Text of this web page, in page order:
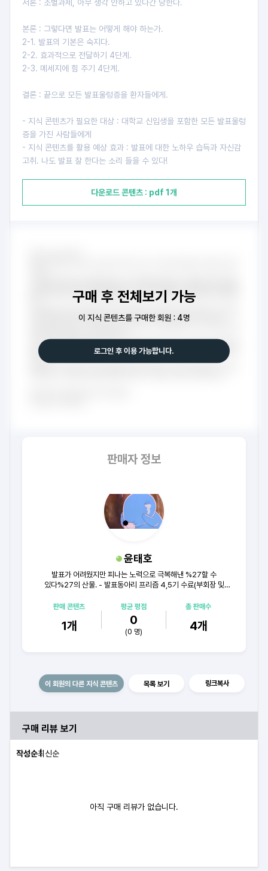
판매자 정보
윤태호
발표가 어려웠지만 피나는 노력으로 극복해낸 %27할 수
있다%27의 산물. - 발표동아리 프리즘 4,5기 수료(부회장 및
프레젠테이션 경진대회 최우수. / 각종 대외활동 발표경력 및
OJT 결과발표 최우수상 수상
판매 콘텐츠
1개
평균 평점
0
(0 명)
총 판매수
4개
서론 : 조별과제, 아무 생각 안하고 있다간 당한다.
본론 : 그렇다면 발표는 어떻게 해야 하는가.
2-1. 발표의 기본은 숙지다.
2-2. 효과적으로 전달하기 4단계.
2-3. 메세지에 힘 주기 4단계.
결론 : 끝으로 모든 발표울렁증을 환자들에게.
- 지식 콘텐츠가 필요한 대상 : 대학교 신입생을 포함한 모든 발표울렁
증을 가진 사람들에게
- 지식 콘텐츠를 활용 예상 효과 : 발표에 대한 노하우 습득과 자신감
고취. 나도 발표 잘 한다는 소리 들을 수 있다!
다운로드 콘텐츠 : pdf 1개
구매 후 전체보기 가능
이 지식 콘텐츠를 구매한 회원 : 4명
로그인 후 이용 가능합니다.
이 회원의 다른 지식 콘텐츠 목록 보기 링크복사
구매 리뷰 보기
작성순최신순
아직 구매 리뷰가 없습니다.